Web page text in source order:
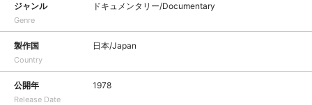
ジャンル
Genre
ドキュメンタリー/Documentary
製作国
Country
日本/Japan
公開年
Release Date
1978